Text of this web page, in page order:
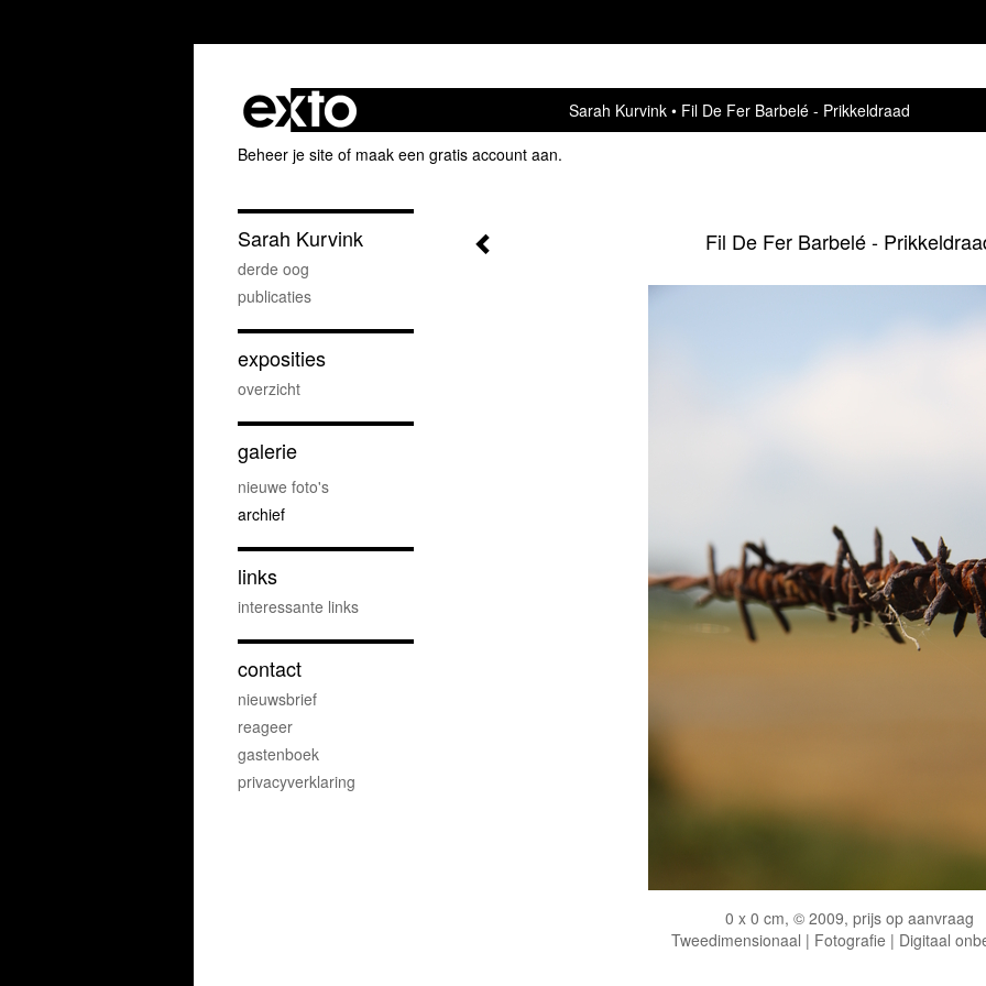
Sarah Kurvink
Fil De Fer Barbelé - Prikkeldraad
Beheer je site of maak een gratis account aan.
Fil De Fer Barbelé -
0 x 0 cm, © 2009, prijs op aanvraag
Tweedimensionaal | Fotografie | Digitaal
Sarah Kurvink
derde oog
publicaties
exposities
overzicht
galerie
nieuwe foto's
archief
links
interessante links
contact
nieuwsbrief
reageer
gastenboek
privacyverklaring